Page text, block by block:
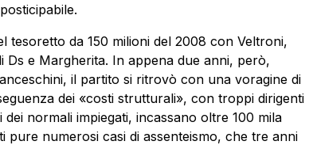
tesoretto da 150 milioni del 2008 con Veltroni,
e Margherita. In appena due anni, però,
il partito si ritrovò con una voragine di
dei «costi strutturali», con troppi dirigenti
normali impiegati, incassano oltre 100 mila
pure numerosi casi di assenteismo, che tre anni